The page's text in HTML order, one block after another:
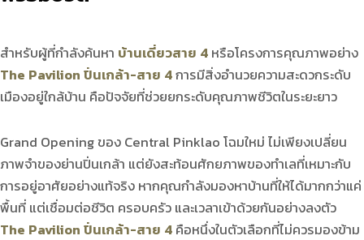
สำหรับผู้ที่กำลังค้นหา บ้านเดี่ยวสาย 4 หรือโครงการคุณภาพอย่าง
The Pavilion ปิ่นเกล้า-สาย 4การมีสิ่งอำนวยความสะดวกระดับ
เมืองอยู่ใกล้บ้าน คือปัจจัยที่ช่วยยกระดับคุณภาพชีวิตในระยะยาว
Grand Opening ของ Central Pinklao โฉมใหม่ ไม่เพียงเปลี่ยน
ภาพจำของย่านปิ่นเกล้า แต่ยังสะท้อนศักยภาพของทำเลที่เหมาะกับ
การอยู่อาศัยอย่างแท้จริง หากคุณกำลังมองหาบ้านที่ให้ได้มากกว่าแค่
พื้นที่ แต่เชื่อมต่อชีวิต ครอบครัว และเวลาเข้าด้วยกันอย่างลงตัว
The Pavilion ปิ่นเกล้า-สาย 4 คือหนึ่งในตัวเลือกที่ไม่ควรมองข้าม